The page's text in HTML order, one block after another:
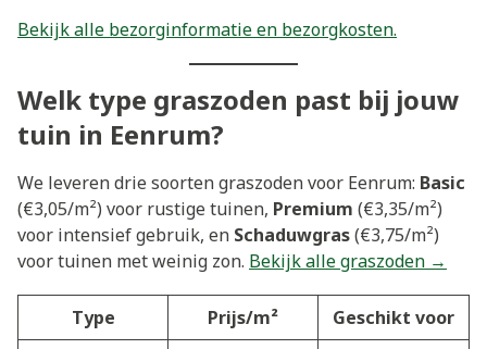
Bekijk alle bezorginformatie en bezorgkosten.
Welk type graszoden past bij jouw
tuin in Eenrum?
We leveren drie soorten graszoden voor Eenrum: Basic
(€3,05/m²) voor rustige tuinen, Premium (€3,35/m²)
voor intensief gebruik, en Schaduwgras(€3,75/m²)
voor tuinen met weinig zon. Bekijk alle graszoden →
Type Prijs/m² Geschikt voor